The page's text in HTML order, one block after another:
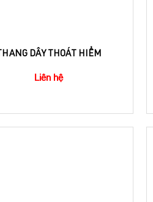
THANG DÂY THOÁT HIỂM
Liên hệ